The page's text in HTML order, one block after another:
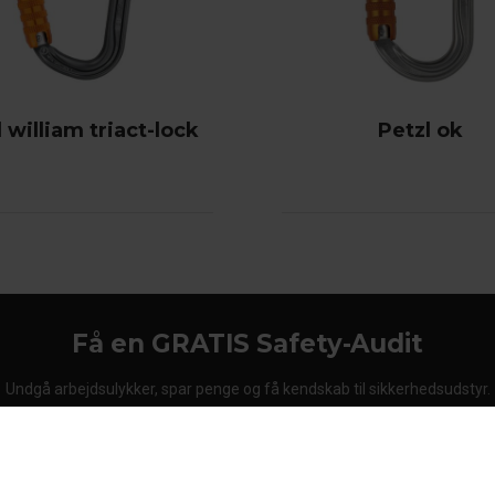
william triact-lock Petzl ok
Få en GRATIS Safety-Audit
Undgå arbejdsulykker, spar penge og få kendskab til sikkerhedsudstyr.